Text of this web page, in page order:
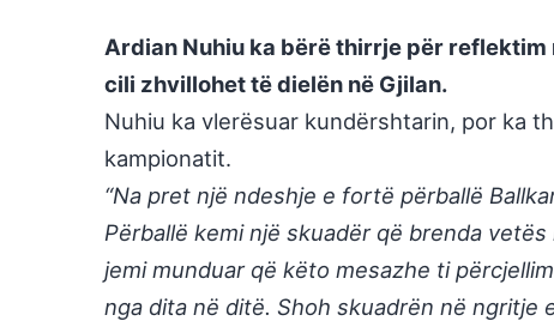
Ardian Nuhiu ka bërë thirrje për
cili zhvillohet të dielën në Gjilan.
Nuhiu ka vlerësuar kundërshtarin, por ka
kampionatit.
“Na pret një ndeshje e fortë përballë
Përballë kemi një skuadër që brenda
jemi munduar që këto mesazhe ti
nga dita në ditë. Shoh skuadrën në ngritje